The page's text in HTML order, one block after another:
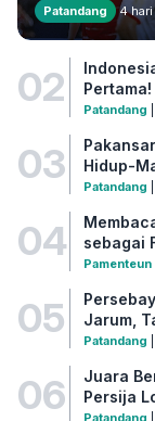
Patandang 4 hari
02 Patandang
03
Hidup-
Patandang
04
sebagai
Pamenteun
05
Jarum,
Patandang
06
Juara
Persija
Patandang